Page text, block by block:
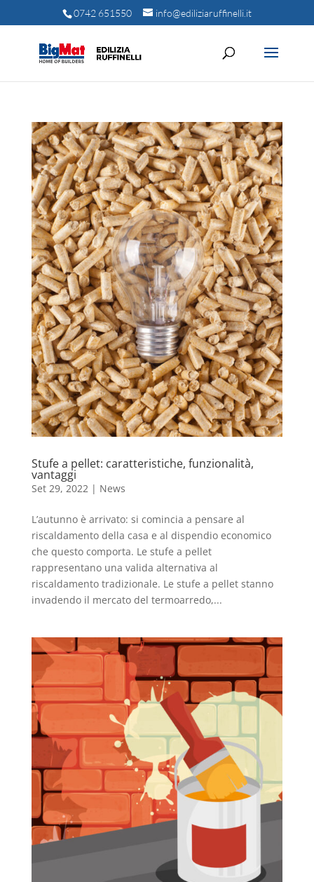
0742 651550 info@ediliziaruffinelli.it
Stufe a pellet: caratteristiche, funzionalità,
vantaggi
Set 29, 2022 | News
L’autunno è arrivato: si comincia a pensare al
riscaldamento della casa e al dispendio economico
che questo comporta. Le stufe a pellet
rappresentano una valida alternativa al
riscaldamento tradizionale. Le stufe a pellet stanno
invadendo il mercato del termoarredo,...